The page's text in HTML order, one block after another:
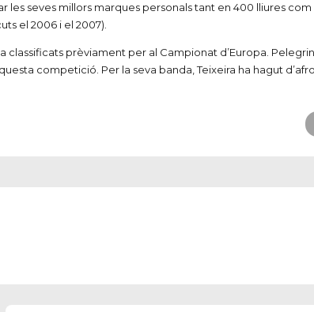
seves millors marques personals tant en 400 lliures com
el 2006 i el 2007).
prèviament per al Campionat d’Europa.
competició. Per la seva banda, Teixeira ha hagut